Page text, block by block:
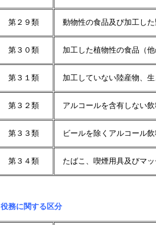
第２９類 動物性の食品及び加工し
第３０類 加工した植物性の食品（
第３１類 加工していない陸産物、
第３２類 アルコールを含有しない
第３３類 ビールを除くアルコール飲
第３４類 たばこ、喫煙用具及びマッ
役務に関する区分